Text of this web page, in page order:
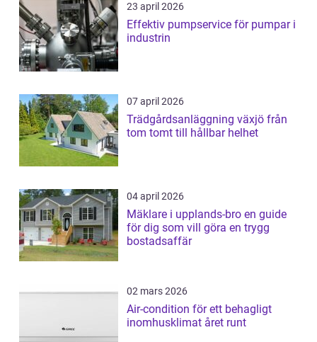
23 april 2026
Effektiv pumpservice för pumpar i
industrin
07 april 2026
Trädgårdsanläggning växjö från
tom tomt till hållbar helhet
04 april 2026
Mäklare i upplands-bro en guide
för dig som vill göra en trygg
bostadsaffär
02 mars 2026
Air-condition för ett behagligt
inomhusklimat året runt